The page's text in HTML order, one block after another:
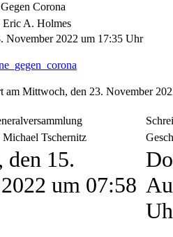
Corona
Eric A. Holmes
November 2022 um 17:35 Uhr
am Mittwoch, den 23. November
Tschernitz
den 15.
um 07:58